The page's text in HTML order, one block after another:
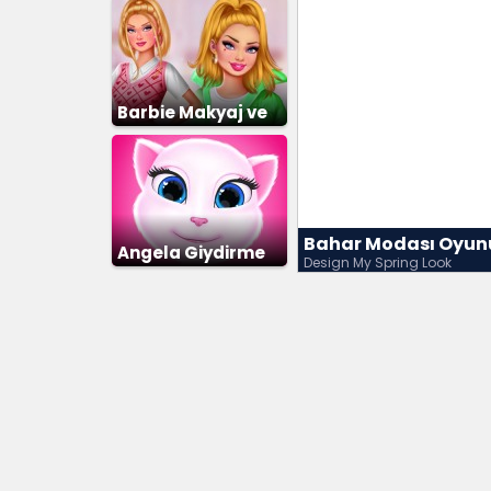
Barbie Makyaj ve
Giydirme
Angela Giydirme Bahar Modası
Design My Spring Look